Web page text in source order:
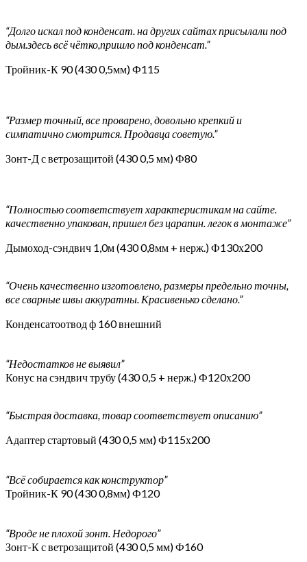
“Долго искал под конденсат. на других сайтах присылали под
дым.здесь всё чётко,пришло под конденсат.”
Тройник-К 90 (430 0,5мм) Ф115
“Размер точный, все проварено, довольно крепкий и
симпатично смотрится. Продавца советую.”
Зонт-Д с ветрозащитой (430 0,5 мм) Ф80
“Полностью соответствует характеристикам на сайте.
качественно упакован, пришел без царапин. легок в монтаже”
Дымоход-сэндвич 1,0м (430 0,8мм + нерж.) Ф130х200
“Очень качественно изготовлено, размеры предельно точны,
все сварные швы аккуратны. Красивенько сделано.”
Конденсатоотвод ф 160 внешний
“Недостатков не выявил”
Конус на сэндвич трубу (430 0,5 + нерж.) Ф120х200
“Быстрая доставка, товар соответствует описанию”
Адаптер стартовый (430 0,5 мм) Ф115х200
“Всё собирается как конструктор”
Тройник-К 90 (430 0,8мм) Ф120
“Вроде не плохой зонт. Недорого”
Зонт-К с ветрозащитой (430 0,5 мм) Ф160